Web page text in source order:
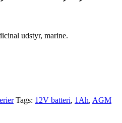
udstyr, marine.
Tags: 12V batteri, 1Ah, AGM